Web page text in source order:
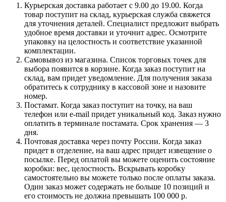
Курьерская доставка работает с 9.00 до 19.00. Когда
товар поступит на склад, курьерская служба свяжется
для уточнения деталей. Специалист предложит выбрать
удобное время доставки и уточнит адрес. Осмотрите
упаковку на целостность и соответствие указанной
комплектации.
Самовывоз из магазина. Список торговых точек для
выбора появится в корзине. Когда заказ поступит на
склад, вам придет уведомление. Для получения заказа
обратитесь к сотруднику в кассовой зоне и назовите
номер.
Постамат. Когда заказ поступит на точку, на ваш
телефон или e-mail придет уникальный код. Заказ нужно
оплатить в терминале постамата. Срок хранения — 3
дня.
Почтовая доставка через почту России. Когда заказ
придет в отделение, на ваш адрес придет извещение о
посылке. Перед оплатой вы можете оценить состояние
коробки: вес, целостность. Вскрывать коробку
самостоятельно вы можете только после оплаты заказа.
Один заказ может содержать не больше 10 позиций и
его стоимость не должна превышать 100 000 р.